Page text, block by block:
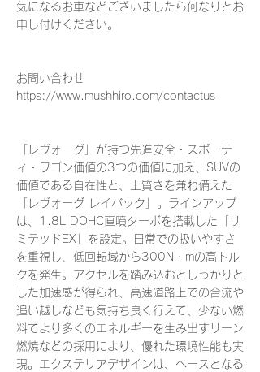
気になるお車などございましたら何なりとお
申し付けください。
お問い合わせ
https://www.mushhiro.com/contactus
「レヴォーグ」が持つ先進安全・スポーテ
ィ・ワゴン価値の3つの価値に加え、SUVの
価値である自在性と、上質さを兼ね備えた
「レヴォーグ レイバック」。ラインアップ
は、1.8L DOHC直噴ターボを搭載した「リ
ミテッドEX」を設定。日常での扱いやすさ
を重視し、低回転域から300N・mの高トル
クを発生。アクセルを踏み込むとしっかりと
した加速感が得られ、高速道路上での合流や
追い越しなども気持ち良く行えて、少ない燃
料でより多くのエネルギーを生み出すリーン
燃焼などの採用により、優れた環境性能も実
現。エクステリアデザインは、ベースとなる